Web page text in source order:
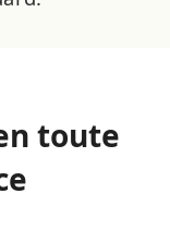
toute